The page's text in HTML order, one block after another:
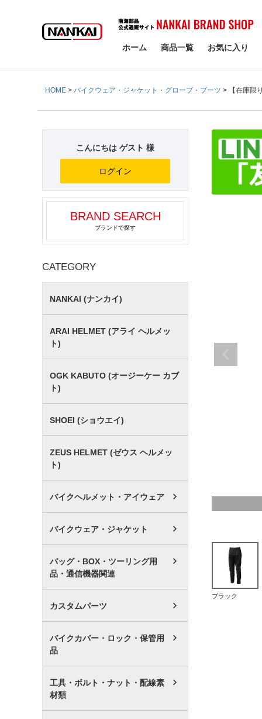
検索
ホーム 商品一覧 お気に入り
HOME バイクウェア・ジャケット・グローブ・ブーツ 【在庫
こんにちは ゲスト 様
ログイン
BRAND SEARCH
ブランドで探す
CATEGORY
NANKAI (ナンカイ)
ARAI HELMET (アライ ヘルメッ
ト)
OGK KABUTO (オージーケー カブ
ト)
SHOEI (ショウエイ)
ZEUS HELMET (ゼウス ヘルメッ
ト)
バイクヘルメット・アイウェア
バイクウェア・ジャケット
バッグ・BOX・ツーリング用
品・通信機器関連
カスタムパーツ
バイクカバー・ロック・保管用
品
工具・ボルト・ナット・配線素
材類
ブラック